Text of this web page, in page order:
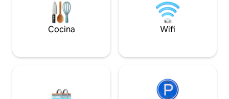
poca distancia a pie del transporte
público, el puerto y los baños. Favoritos
locales: vinoteca Scotties, cafetería
Estabar, Basement.
Cocina Wifi